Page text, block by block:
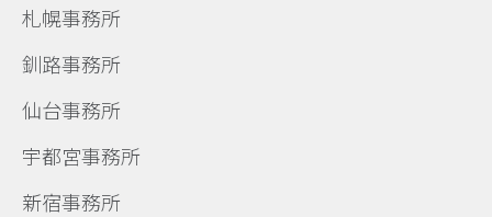
札幌事務所
釧路事務所
仙台事務所
宇都宮事務所
新宿事務所